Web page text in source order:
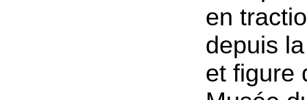
en
depuis
et figure